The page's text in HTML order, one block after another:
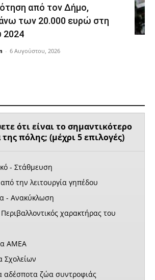
από τον Δήμο,
των 20.000 ευρώ στη
2024
- 6 Αυγούστου, 2026
ότι είναι το σημαντικότερο
πόλης; (μέχρι 5 επιλογές)
- Στάθμευση
την λειτουργία γηπέδου
- Ανακύκλωση
χαρακτήρας του
ΑΜΕΑ
Σχολείων
αδέσποτα ζώα συντροφιάς